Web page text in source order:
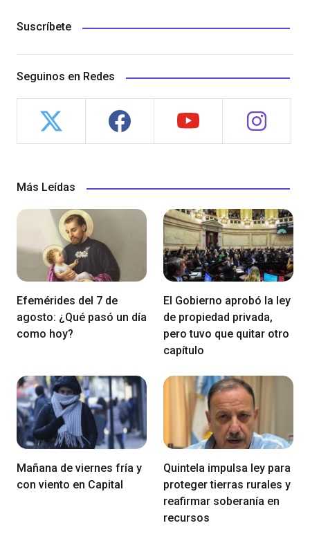
Suscríbete
Seguinos en Redes
Más Leídas
Efemérides del 7 de
agosto: ¿Qué pasó un día
como hoy?
El Gobierno aprobó la ley
de propiedad privada,
pero tuvo que quitar otro
capítulo
Mañana de viernes fría y
con viento en Capital
Quintela impulsa ley para
proteger tierras rurales y
reafirmar soberanía en
recursos